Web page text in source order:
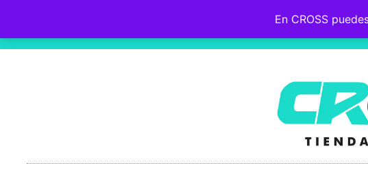
En CROSS
, el iniciador y perfeccionador de nuestra fe, quien, por el gozo que le esperaba, soportó